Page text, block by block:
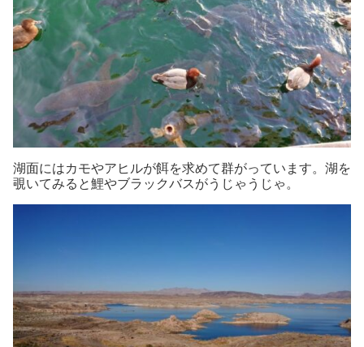
湖面にはカモやアヒルが餌を求めて群がっています。湖を
覗いてみると鯉やブラックバスがうじゃうじゃ。